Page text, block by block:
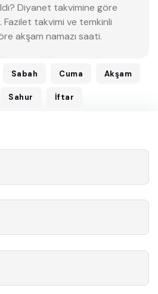
Diyanet takvimine göre
Fazilet takvimi ve temkinli
akşam namazı saati.
Sabah Cuma Akşam
Sahur İftar